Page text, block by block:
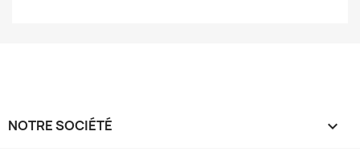
NOTRE SOCIÉTÉ 